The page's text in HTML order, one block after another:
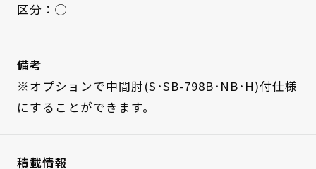
区分：◯
備考
※オプションで中間肘(S･SB-798B･NB･H)付仕様
にすることができます。
積載情報